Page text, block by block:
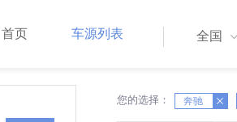
首页 车源列表 全国
您的选择： 奔驰
X X